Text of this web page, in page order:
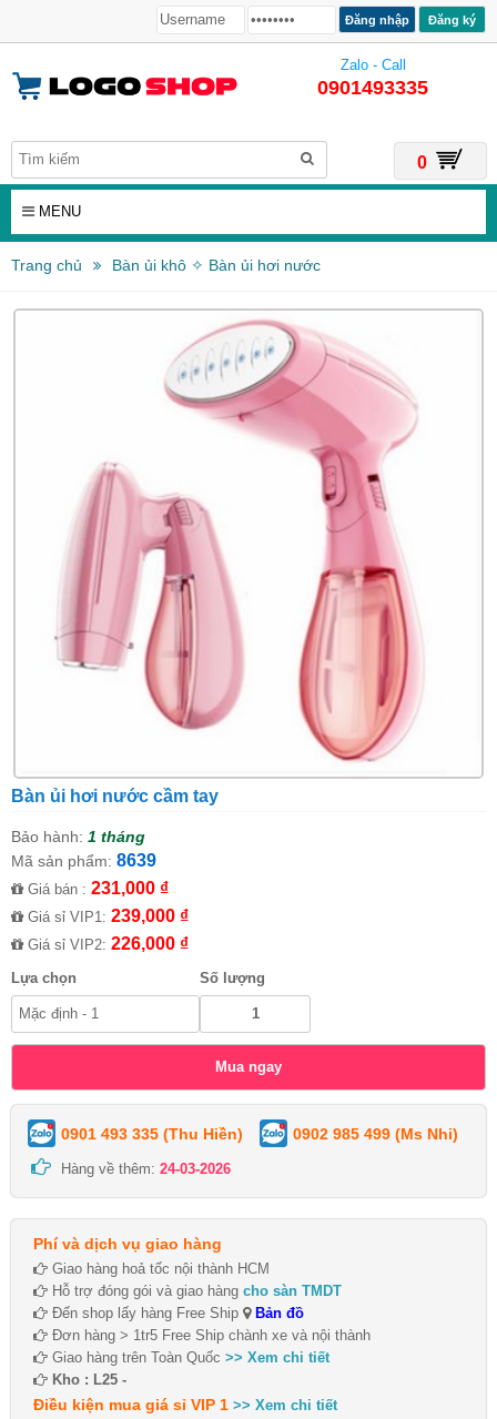
Đăng ký
Zalo - Call
0901493335
0
MENU
Trang chủ Bàn ủi khô ✧ Bàn ủi hơi nước
Bàn ủi hơi nước cầm tay
Bảo hành: 1 tháng
Mã sản phẩm: 8639
Giá bán : 231,000 ₫
Giá sỉ VIP1: 239,000 ₫
Giá sỉ VIP2: 226,000 ₫
Lựa chọn Số lượng
0901 493 335 (Thu Hiền) 0902 985 499 (Ms Nhi)
Hàng về thêm: 24-03-2026
Phí và dịch vụ giao hàng
Giao hàng hoả tốc nội thành HCM
Hỗ trợ đóng gói và giao hàng cho sàn TMDT
Đến shop lấy hàng Free Ship
Bản đồ
Đơn hàng > 1tr5 Free Ship chành xe và nội thành
Giao hàng trên Toàn Quốc >> Xem chi tiết
Kho : L25 -
Điều kiện mua giá sỉ VIP 1 >> Xem chi tiết